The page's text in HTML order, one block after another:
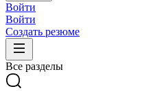
Войти
Войти
Создать резюме
Все разделы